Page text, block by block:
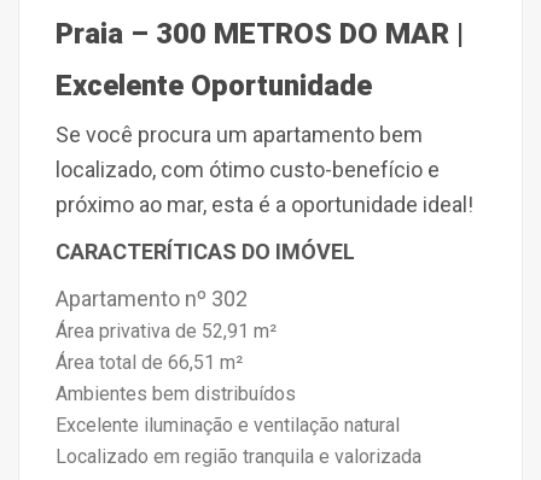
Praia – 300 METROS DO MAR |
Excelente Oportunidade
Se você procura um apartamento bem
localizado, com ótimo custo-benefício e
próximo ao mar, esta é a oportunidade ideal!
CARACTERÍTICAS DO IMÓVEL
Apartamento nº 302
Área privativa de 52,91 m²
Área total de 66,51 m²
Ambientes bem distribuídos
Excelente iluminação e ventilação natural
Localizado em região tranquila e valorizada